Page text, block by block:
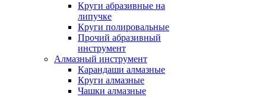
Круги абразивные на
липучке
Круги полировальные
Прочий абразивный
инструмент
Алмазный инструмент
Карандаши алмазные
Круги алмазные
Чашки алмазные